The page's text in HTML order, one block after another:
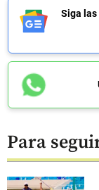
Siga las
Para